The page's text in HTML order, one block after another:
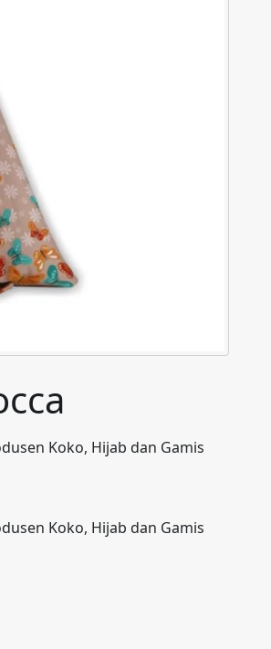
Koko, Hijab dan Gamis
Koko, Hijab dan Gamis